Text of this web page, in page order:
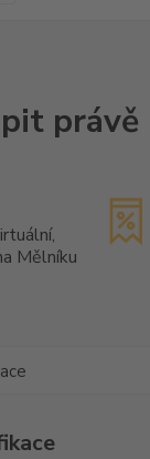
Mělníku